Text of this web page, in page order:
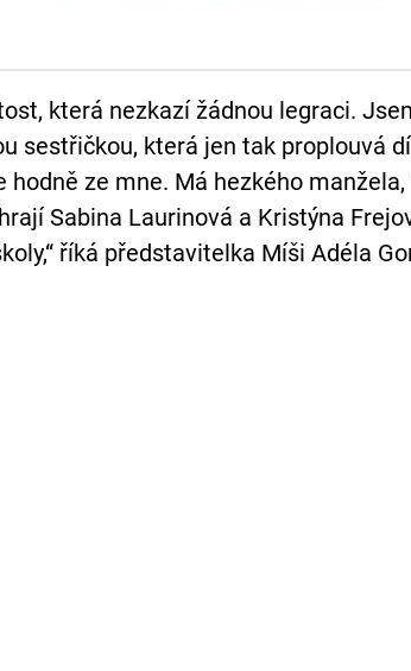
která nezkazí žádnou legraci.
sestřičkou, která jen tak proplouvá
ze mne. Má hezkého manžela,
Sabina Laurinová a Kristýna
říká představitelka Míši Adéla